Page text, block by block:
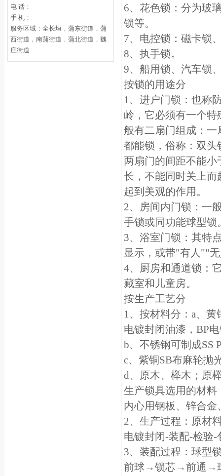
电 话：
手 机：
服务区域：全长垣，蒲东街道，蒲
西街道，南蒲街道，蒲北街道，魏
庄街道
6、花色锁：分为玻
锁等。
7、电控锁：磁卡锁
8、执手锁。
9、船用锁、汽车锁
按锁的用途分
1、进户门锁：也称
岭，它必须有一个
般有二扇门组成：
都能锁，俗称：双
两扇门的间距不能小
长，不能同时关上
起到美观的作用。
2、房间内门锁：一
手锁或同功能球型锁
3、浴室门锁：其特
显示，或带"有人""
4、厨房和通道锁：
藏室和儿童房。
按生产工艺分
1、按材料分：a、
电镀封闭油漆，BP
b、不锈钢可制成SS
c、紫铜SB布麻轮抛
d、原木、榉木；原
生产锁具选用的材
内心用钢板、锌合金
2、生产过程：原材
电镀封闭-装配-检验-
3、装配过程：球型
前球→锁芯→前通→